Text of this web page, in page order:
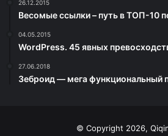
26.12.2015
Весомые ссылки – путь в ТОП-10
04.05.2015
WordPress. 45 явных
27.06.2018
Зеброид — мега функциональный
© Copyright 2026,